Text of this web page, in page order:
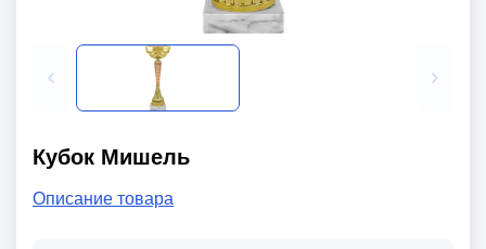
Кубок Мишель
Описание товара